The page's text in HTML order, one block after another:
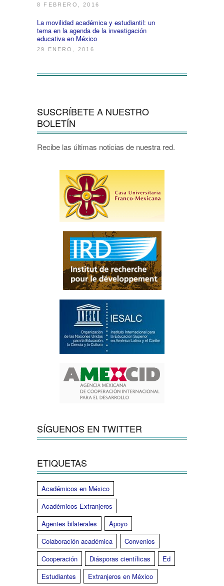
8 FEBRERO, 2016
La movilidad académica y estudiantil: un
tema en la agenda de la investigación
educativa en México
29 ENERO, 2016
SUSCRÍBETE A NUESTRO
BOLETÍN
Recibe las últimas noticias de nuestra red.
SÍGUENOS EN TWITTER
ETIQUETAS
Académicos en México
Académicos Extranjeros
Agentes bilaterales
Apoyo
Colaboración académica
Convenios
Cooperación
Diásporas científicas
Ed
Estudiantes
Extranjeros en México